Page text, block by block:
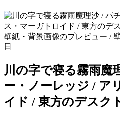
壁紙・背景画像のプレビュー /
日
川の字で寝る霧雨魔
ー・ノーレッジ / ア
イド / 東方のデスク